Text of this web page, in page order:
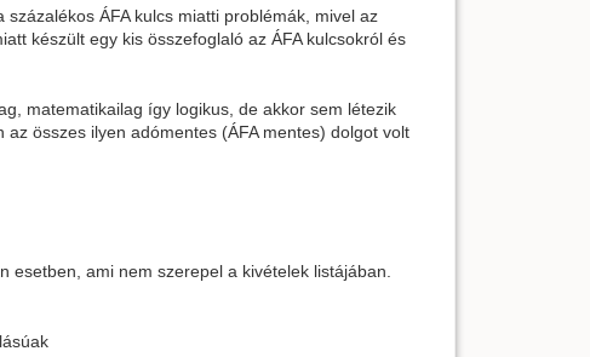
ÁFA kulcs miatti problémák, mivel az
készült egy kis összefoglaló az ÁFA kulcsokról és
matematikailag így logikus, de akkor sem létezik
összes ilyen adómentes (ÁFA mentes) dolgot volt
esetben, ami nem szerepel a kivételek listájában.